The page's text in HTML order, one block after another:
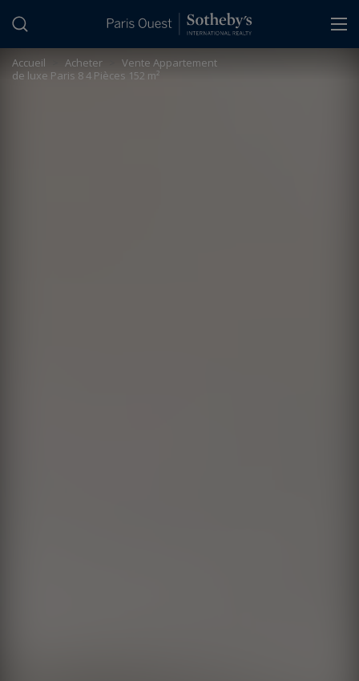
Accueil Acheter
Vente Appartement
de luxe Paris 8 4 Pièces 152 m²